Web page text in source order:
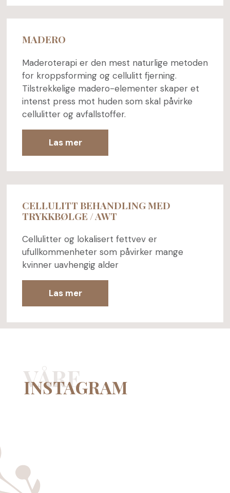
MADERO
Maderoterapi er den mest naturlige metoden
for kroppsforming og cellulitt fjerning.
Tilstrekkelige madero-elementer skaper et
intenst press mot huden som skal påvirke
cellulitter og avfallstoffer.
Las mer
CELLULITT BEHANDLING MED
TRYKKBØLGE / AWT
Cellulitter og lokalisert fettvev er
ufullkommenheter som påvirker mange
kvinner uavhengig alder
Las mer
VÅRE
INSTAGRAM